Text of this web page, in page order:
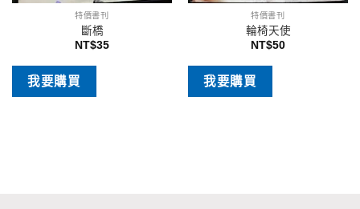
特價書刊
斷橋
NT$35
我要購買
特價書刊
輪椅天使
NT$50
我要購買